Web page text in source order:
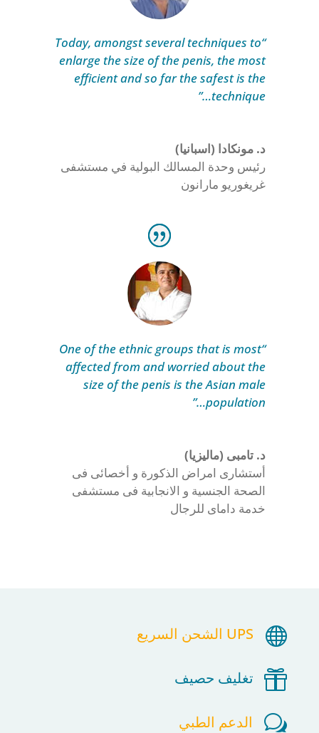
“Today, amongst several techniques to
enlarge the size of the penis, the most
efficient and so far the safest is the
technique…”
د. مونكادا (اسبانيا)
رئيس وحدة المسالك البولية في مستشفى
غريغوريو مارانون
“One of the ethnic groups that is most
affected from and worried about the
size of the penis is the Asian male
population…”
د. تامبى (ماليزيا)
أستشارى امراض الذكورة و أخصائى فى
الصحة الجنسية و الانجابية فى مستشفى
خدمة داماى للرجال
 UPS الشحن السريع
 تغليف حصيف
w الدعم الطبي